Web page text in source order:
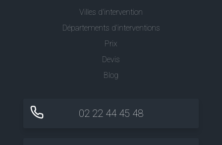
Villes d'intervention
Départements d'interventions
Prix
Devis
Blog
02 22 44 45 48